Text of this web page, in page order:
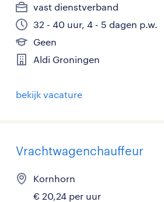
vast dienstverband
32 - 40 uur, 4 - 5 dagen p.w.
Geen
Aldi Groningen
bekijk vacature
Vrachtwagenchauffeur
Kornhorn
€ 20,24 per uur